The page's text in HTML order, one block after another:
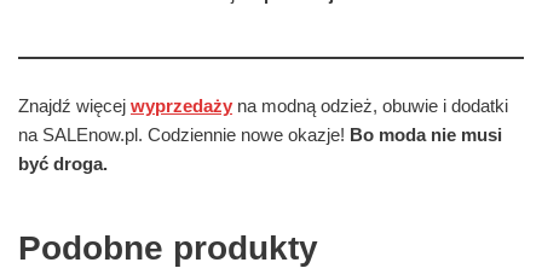
Znajdź więcej wyprzedaży na modną odzież, obuwie i dodatki
na SALEnow.pl. Codziennie nowe okazje! Bo moda nie musi
być droga.
Podobne produkty